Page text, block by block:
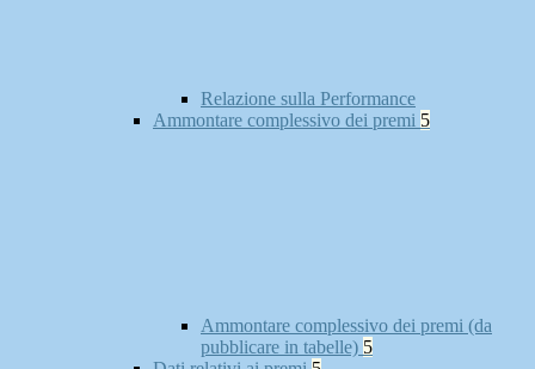
Relazione sulla Performance
Ammontare complessivo dei premi 5
Ammontare complessivo dei premi (da
pubblicare in tabelle) 5